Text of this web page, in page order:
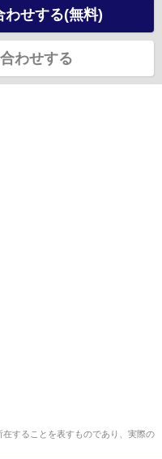
わせする(無料)
わせする
することを表すものであり、実際の